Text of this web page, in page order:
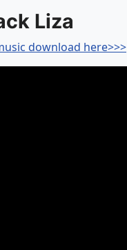
Liza
download here>>>